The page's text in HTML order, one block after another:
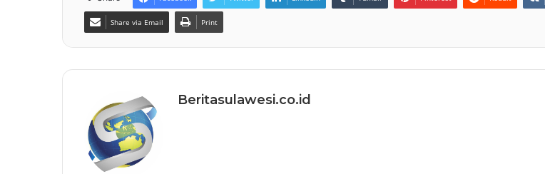
Share via Email Print
Beritasulawesi.co.id